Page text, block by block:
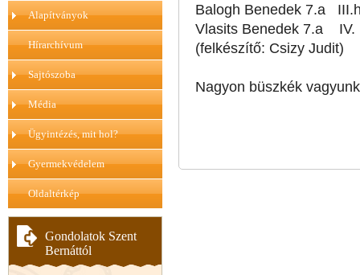
Alapítványok
Hírarchívum
Sajtószoba
Média
Ügyintézés, mit hol?
Gyermekvédelem
Oldaltérkép
Gondolatok Szent
Bernáttól
Balogh Benedek 7.a
Vlasits Benedek 7.a IV.
(felkészítő: Csizy Judit)
Nagyon büszkék